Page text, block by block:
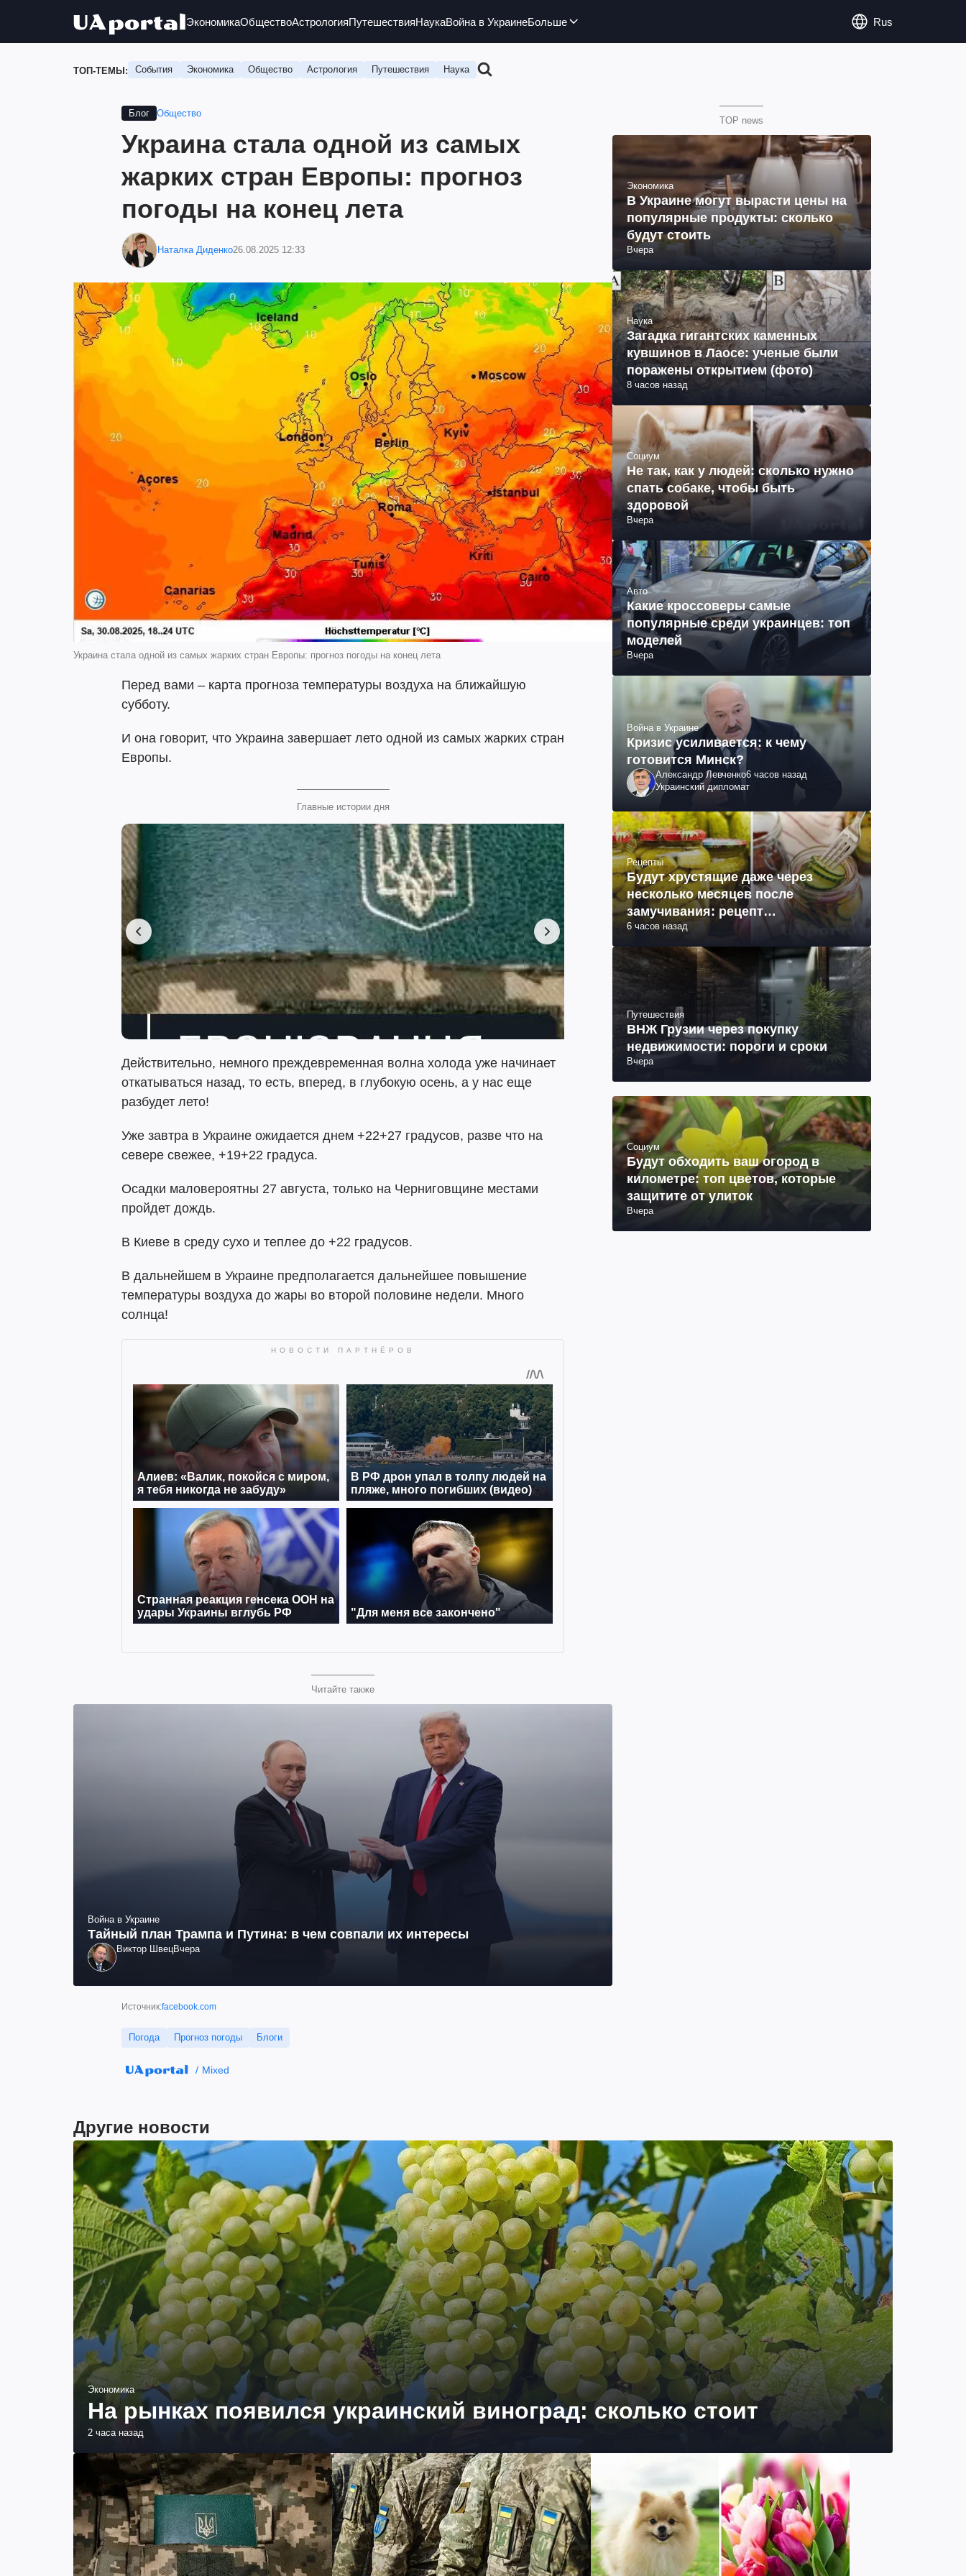
ЭкономикаОбществоАстрологияПутешествияНаукаВойна в УкраинеБольше Rus
ТОП-ТЕМЫ: События Экономика Общество Астрология Путешествия Наука
Блог Общество
Украина стала одной из самых
жарких стран Европы: прогноз
погоды на конец лета
Наталка Диденко26.08.2025 12:33
Украина стала одной из самых жарких стран Европы: прогноз погоды на конец лета
Перед вами – карта прогноза температуры воздуха на ближайшую
субботу.
И она говорит, что Украина завершает лето одной из самых жарких стран
Европы.
Главные истории дня
Действительно, немного преждевременная волна холода уже начинает
откатываться назад, то есть, вперед, в глубокую осень, а у нас еще
разбудет лето!
Уже завтра в Украине ожидается днем +22+27 градусов, разве что на
севере свежее, +19+22 градуса.
Осадки маловероятны 27 августа, только на Черниговщине местами
пройдет дождь.
В Киеве в среду сухо и теплее до +22 градусов.
В дальнейшем в Украине предполагается дальнейшее повышение
температуры воздуха до жары во второй половине недели. Много
солнца!
Читайте также
Война в Украине
Тайный план Трампа и Путина: в чем совпали их интересы
Виктор ШвецВчера
Источник:facebook.com
Погода Прогноз погоды Блоги
Mixed
TOP news
Экономика
В Украине могут вырасти цены на
популярные продукты: сколько
будут стоить
Вчера
Наука
Загадка гигантских каменных
кувшинов в Лаосе: ученые были
поражены открытием (фото)
8 часов назад
Социум
Не так, как у людей: сколько нужно
спать собаке, чтобы быть
здоровой
Вчера
Авто
Какие кроссоверы самые
популярные среди украинцев: топ
моделей
Вчера
Война в Украине
Кризис усиливается: к чему
готовится Минск?
Александр Левченко6 часов назад
Украинский дипломат
Рецепты
Будут хрустящие даже через
несколько месяцев после
замучивания: рецепт
маринованных огурцов на зиму
6 часов назад
Путешествия
ВНЖ Грузии через покупку
недвижимости: пороги и сроки
Вчера
Социум
Будут обходить ваш огород в
километре: топ цветов, которые
защитите от улиток
Вчера
Другие новости
Экономика
На рынках появился украинский виноград: сколько стоит
2 часа назад